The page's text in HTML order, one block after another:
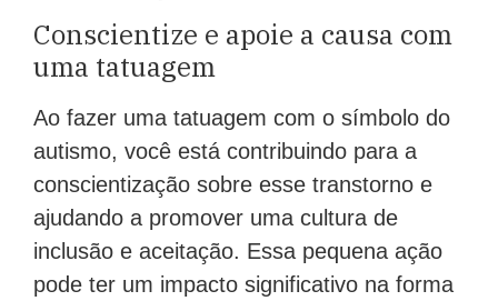
Conscientize e apoie a causa com
uma tatuagem
Ao fazer uma tatuagem com o símbolo do
autismo, você está contribuindo para a
conscientização sobre esse transtorno e
ajudando a promover uma cultura de
inclusão e aceitação. Essa pequena ação
pode ter um impacto significativo na forma